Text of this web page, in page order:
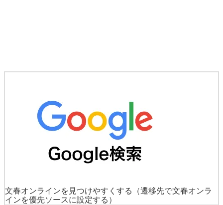
文春オンラインを見つけやすくする
（遷移先で文春オンラ
インを優先ソースに設定する）